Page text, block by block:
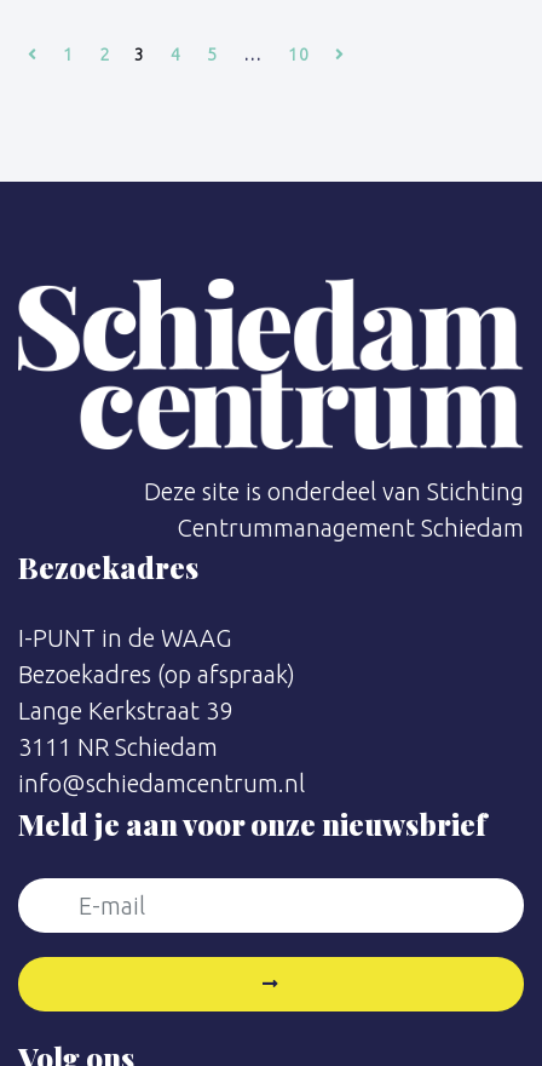
1 2 3 4 5 … 10
Deze site is onderdeel van Stichting
Centrummanagement Schiedam
Bezoekadres
I-PUNT in de WAAG
Bezoekadres (op afspraak)
Lange Kerkstraat 39
3111 NR Schiedam
info@schiedamcentrum.nl
Meld je aan voor onze nieuwsbrief
Volg ons